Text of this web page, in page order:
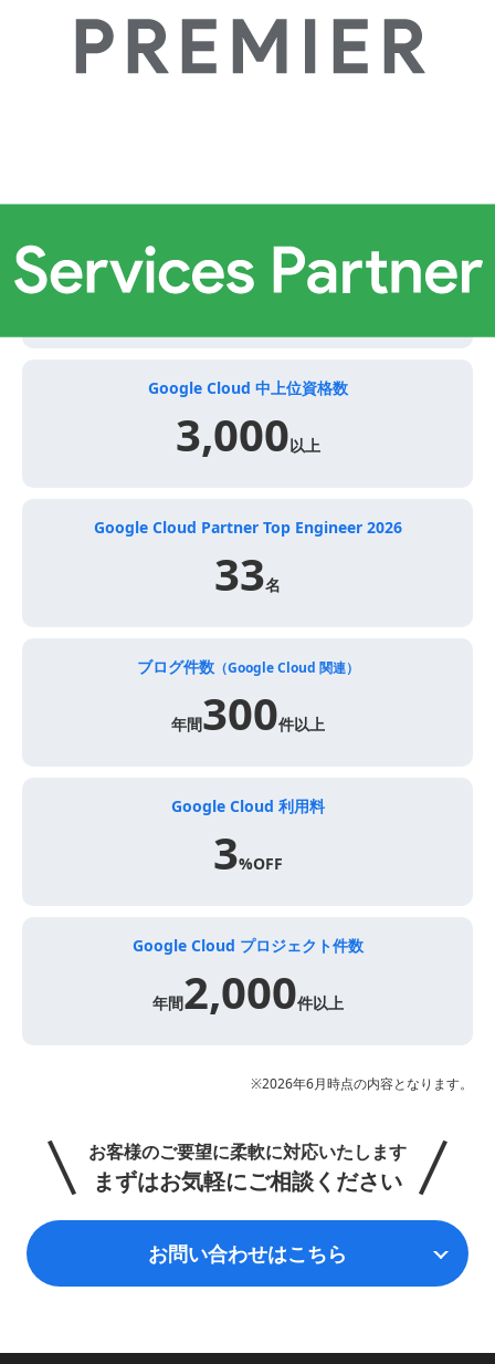
Google Cloud 中上位資格数
3,000以上
Google Cloud Partner Top Engineer 2026
33名
ブログ件数（Google Cloud 関連）
年間300件以上
Google Cloud 利用料
3%OFF
Google Cloud プロジェクト件数
年間2,000件以上
※2026年6月時点の内容となります。
お客様のご要望に柔軟に対応いたします
まずはお気軽にご相談ください
お問い合わせはこちら